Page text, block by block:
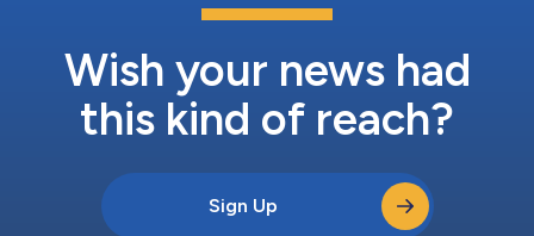
Wish your news had
this kind of reach?
Sign Up